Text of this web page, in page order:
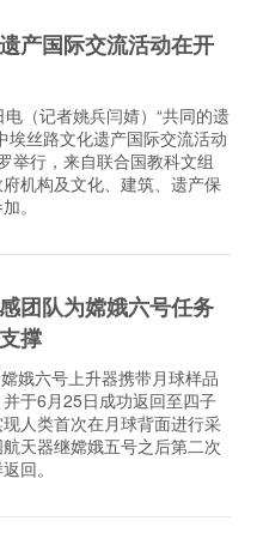
产国际交流活动在开
（记者姚兵闫婧）“共同的遗
埃丝路文化遗产国际交流活动
举行，来自联合国教科文组
机构及文化、建筑、遗产保
。
团队为嫦娥六号任务
撑
娥六号上升器携带月球样品
于6月25日成功返回至四子
人类首次在月球背面进行采
天器继嫦娥五号之后第二次
回。